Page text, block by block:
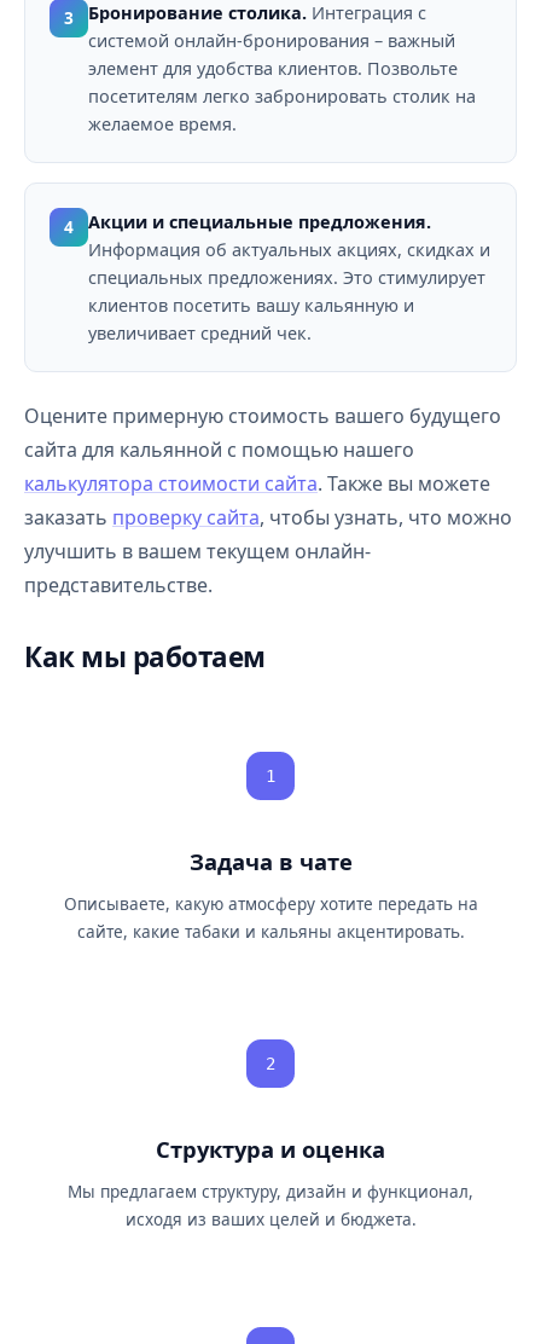
3 Бронирование столика. Интеграция с
системой онлайн-бронирования – важный
элемент для удобства клиентов. Позвольте
посетителям легко забронировать столик на
желаемое время.
4
Акции и специальные предложения.
Информация об актуальных акциях, скидках и
специальных предложениях. Это стимулирует
клиентов посетить вашу кальянную и
увеличивает средний чек.
Оцените примерную стоимость вашего будущего
сайта для кальянной с помощью нашего
калькулятора стоимости сайта. Также вы можете
заказать проверку сайта, чтобы узнать, что можно
улучшить в вашем текущем онлайн-
представительстве.
Как мы работаем
1
Задача в чате
Описываете, какую атмосферу хотите передать на
сайте, какие табаки и кальяны акцентировать.
2
Структура и оценка
Мы предлагаем структуру, дизайн и функционал,
исходя из ваших целей и бюджета.